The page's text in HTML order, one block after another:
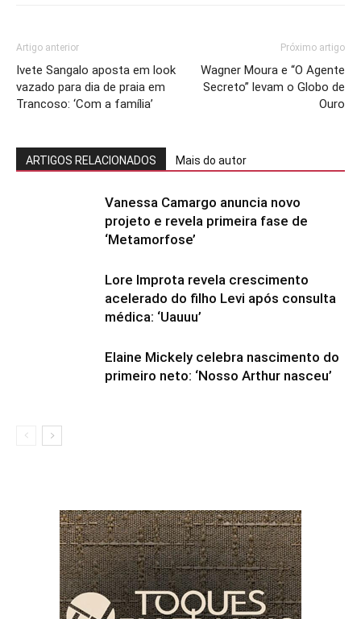
Artigo anterior
Ivete Sangalo aposta em look
vazado para dia de praia em
Trancoso: ‘Com a família’
Próximo artigo
Wagner Moura e “O Agente
Secreto” levam o Globo de
Ouro
ARTIGOS RELACIONADOS Mais do autor
Vanessa Camargo anuncia novo
projeto e revela primeira fase de
‘Metamorfose’
Lore Improta revela crescimento
acelerado do filho Levi após consulta
médica: ‘Uauuu’
Elaine Mickely celebra nascimento do
primeiro neto: ‘Nosso Arthur nasceu’